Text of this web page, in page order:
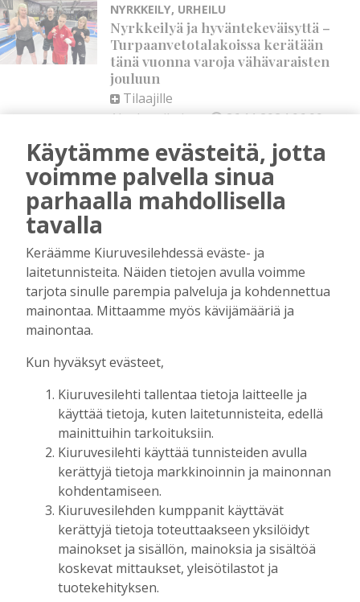
NYRKKEILY, URHEILU
Nyrkkeilyä ja hyväntekeväisyttä –
Turpaanvetotalakoissa kerätään
tänä vuonna varoja vähävaraisten
jouluun
Tilaajille
Aku Laatikainen
26.11.202406:00
NYRKKEILY,URHEILU
Elia Juusti nyrkkeili voiton
Kemissä – Aki Pennasen
valmennettava oli vastustajaansa
Tilaajille
Aku Laatikainen
26.8.202412:57
NYRKKEILY,URHEILU
Aliulle teknisellä tyrmäyksellä
Aku Laatikainen
16.4.202410:25
NYRKKEILY,URHEILU
Juusti ja Pennanen
nyrkkeilykulttuurin ytimeen –
seuraava vastustaja on
englantilainen Deevorn Miller
Tilaajille
Noora Lukkarinen
27.2.202411:06
Käytämme evästeitä, jotta
voimme palvella sinua
parhaalla mahdollisella
tavalla
Keräämme Kiuruvesilehdessä eväste- ja
laitetunnisteita. Näiden tietojen avulla voimme
tarjota sinulle parempia palveluja ja kohdennettua
mainontaa. Mittaamme myös kävijämääriä ja
mainontaa.
Kun hyväksyt evästeet,
Kiuruvesilehti tallentaa tietoja laitteelle ja
käyttää tietoja, kuten laitetunnisteita, edellä
mainittuihin tarkoituksiin.
Kiuruvesilehti käyttää tunnisteiden avulla
kerättyjä tietoja markkinoinnin ja mainonnan
kohdentamiseen.
Kiuruvesilehden kumppanit käyttävät
kerättyjä tietoja toteuttaakseen yksilöidyt
mainokset ja sisällön, mainoksia ja sisältöä
koskevat mittaukset, yleisötilastot ja
tuotekehityksen.